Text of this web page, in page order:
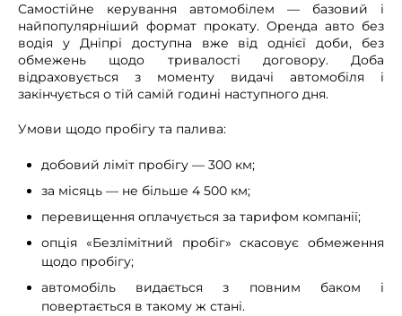
Самостійне керування автомобілем — базовий і
найпопулярніший формат прокату. Оренда авто без
водія у Дніпрі доступна вже від однієї доби, без
обмежень щодо тривалості договору. Доба
відраховується з моменту видачі автомобіля і
закінчується о тій самій годині наступного дня.
Умови щодо пробігу та палива:
добовий ліміт пробігу — 300 км;
за місяць — не більше 4 500 км;
перевищення оплачується за тарифом компанії;
опція «Безлімітний пробіг» скасовує обмеження
щодо пробігу;
автомобіль видається з повним баком і
повертається в такому ж стані.